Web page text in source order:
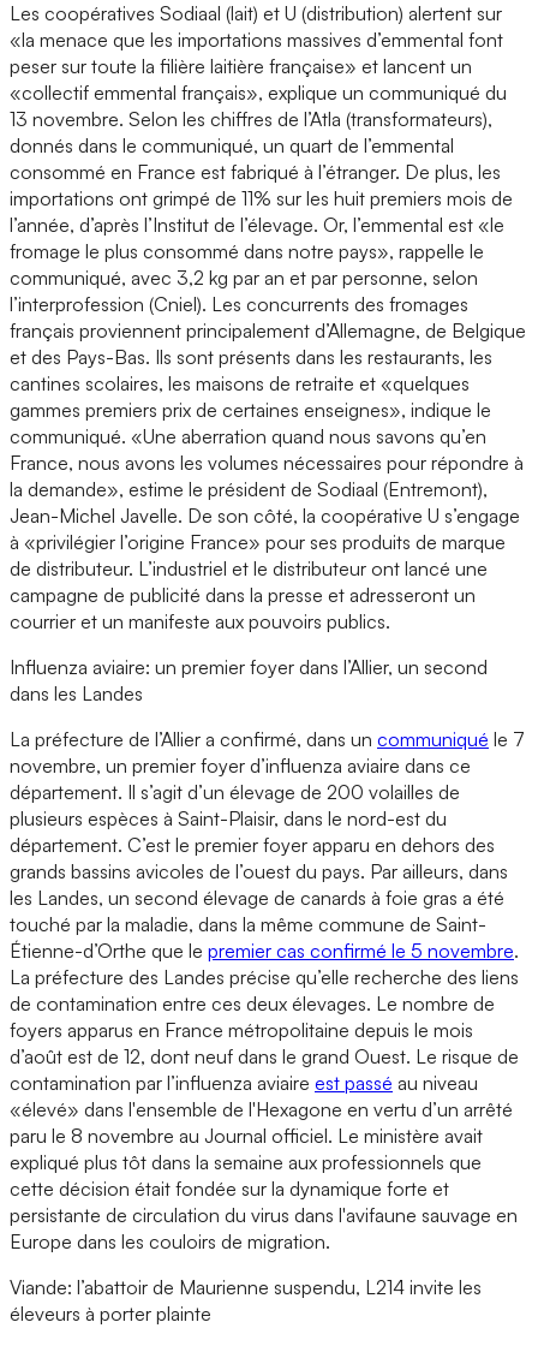
Les coopératives Sodiaal (lait) et U (distribution) alertent sur
«la menace que les importations massives d’emmental font
peser sur toute la filière laitière française» et lancent un
«collectif emmental français», explique un communiqué du
13 novembre. Selon les chiffres de l’Atla (transformateurs),
donnés dans le communiqué, un quart de l’emmental
consommé en France est fabriqué à l’étranger. De plus, les
importations ont grimpé de 11% sur les huit premiers mois de
l’année, d’après l’Institut de l’élevage. Or, l’emmental est «le
fromage le plus consommé dans notre pays», rappelle le
communiqué, avec 3,2 kg par an et par personne, selon
l’interprofession (Cniel). Les concurrents des fromages
français proviennent principalement d’Allemagne, de Belgique
et des Pays-Bas. Ils sont présents dans les restaurants, les
cantines scolaires, les maisons de retraite et «quelques
gammes premiers prix de certaines enseignes», indique le
communiqué. «Une aberration quand nous savons qu’en
France, nous avons les volumes nécessaires pour répondre à
la demande», estime le président de Sodiaal (Entremont),
Jean-Michel Javelle. De son côté, la coopérative U s’engage
à «privilégier l’origine France» pour ses produits de marque
de distributeur. L’industriel et le distributeur ont lancé une
campagne de publicité dans la presse et adresseront un
courrier et un manifeste aux pouvoirs publics.
Influenza aviaire: un premier foyer dans l’Allier, un second
dans les Landes
La préfecture de l’Allier a confirmé, dans un communiqué le 7
novembre, un premier foyer d’influenza aviaire dans ce
département. Il s’agit d’un élevage de 200 volailles de
plusieurs espèces à Saint-Plaisir, dans le nord-est du
département. C’est le premier foyer apparu en dehors des
grands bassins avicoles de l’ouest du pays. Par ailleurs, dans
les Landes, un second élevage de canards à foie gras a été
touché par la maladie, dans la même commune de Saint-
Étienne-d’Orthe que le premier cas confirmé le 5 novembre.
La préfecture des Landes précise qu’elle recherche des liens
de contamination entre ces deux élevages. Le nombre de
foyers apparus en France métropolitaine depuis le mois
d’août est de 12, dont neuf dans le grand Ouest. Le risque de
contamination par l’influenza aviaire est passé au niveau
«élevé» dans l'ensemble de l'Hexagone en vertu d’un arrêté
paru le 8 novembre au Journal officiel. Le ministère avait
expliqué plus tôt dans la semaine aux professionnels que
cette décision était fondée sur la dynamique forte et
persistante de circulation du virus dans l'avifaune sauvage en
Europe dans les couloirs de migration.
Viande: l’abattoir de Maurienne suspendu, L214 invite les
éleveurs à porter plainte